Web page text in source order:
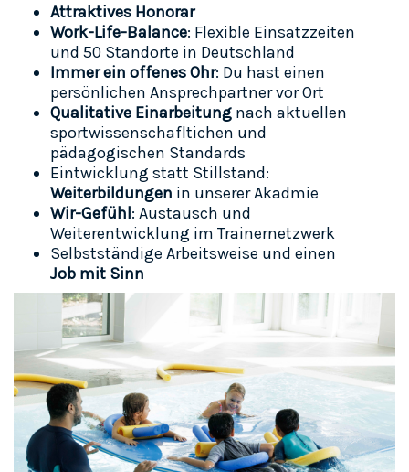
Attraktives Honorar
Work-Life-Balance: Flexible Einsatzzeiten
und 50 Standorte in Deutschland
Immer ein offenes Ohr: Du hast einen
persönlichen Ansprechpartner vor Ort
Qualitative Einarbeitung nach aktuellen
sportwissenschafltichen und
pädagogischen Standards
Eintwicklung statt Stillstand:
Weiterbildungen in unserer Akadmie
Wir-Gefühl: Austausch und
Weiterentwicklung im Trainernetzwerk
Selbstständige Arbeitsweise und einen
Job mit Sinn